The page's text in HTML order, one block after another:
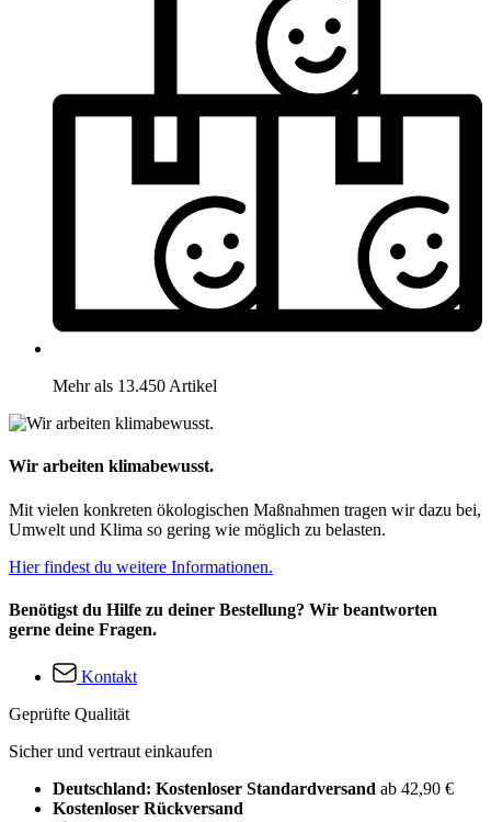
Mehr als 13.450 Artikel
Wir arbeiten klimabewusst.
Mit vielen konkreten ökologischen Maßnahmen tragen wir dazu bei,
Umwelt und Klima so gering wie möglich zu belasten.
Hier findest du weitere Informationen.
Benötigst du Hilfe zu deiner Bestellung? Wir beantworten
gerne deine Fragen.
Kontakt
Geprüfte Qualität
Sicher und vertraut einkaufen
Deutschland: Kostenloser Standardversand ab 42,90 €
Kostenloser Rückversand